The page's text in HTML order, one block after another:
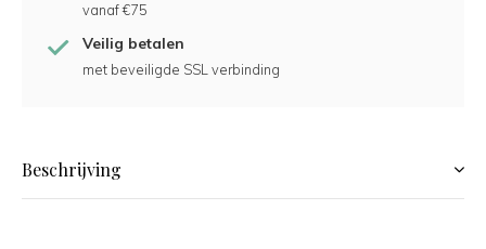
vanaf €75
Veilig betalen
met beveiligde SSL verbinding
Beschrijving